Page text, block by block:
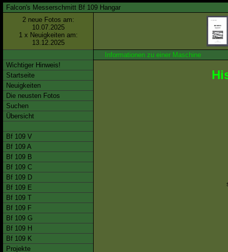
Falcon's Messerschmitt Bf 109 Hangar
2 neue Fotos am:
10.07.2025
1 x Neuigkeiten am:
13.12.2025
Wichtiger Hinweis!
Startseite
Neuigkeiten
Die neusten Fotos
Suchen
Übersicht
Bf 109 V
Bf 109 A
Bf 109 B
Bf 109 C
Bf 109 D
Bf 109 E
Bf 109 T
Bf 109 F
Bf 109 G
Bf 109 H
Bf 109 K
Projekte
Informationen zu einer Maschine